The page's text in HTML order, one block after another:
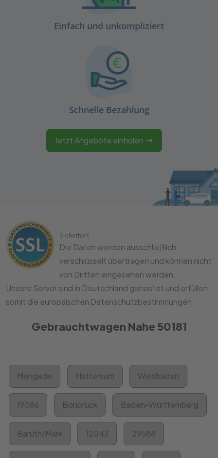
Einfach und unkompliziert
Schnelle Bezahlung
Jetzt Angebote einholen
Sicherheit
Die Daten werden ausschließlich
verschlüsselt übertragen und können nicht
von Dritten eingesehen werden.
Unsere Server sind in Deutschland gehostet und erfüllen
somit die europäischen Datenschutzbestimmungen.
Gebrauchtwagen Nahe 50181
Mengede Hattersum Wiesbaden
19086 Bonbruck Baden-Württemberg
Baruth/Mark 12043 29588